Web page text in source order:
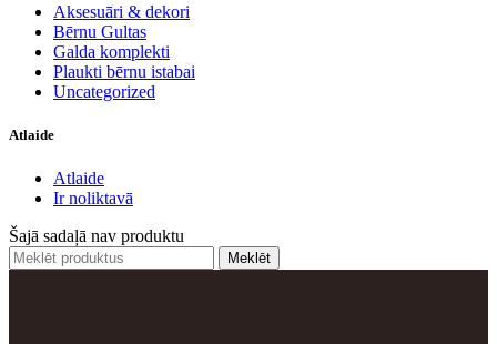
Aksesuāri & dekori
Bērnu Gultas
Galda komplekti
Plaukti bērnu istabai
Uncategorized
Atlaide
Atlaide
Ir noliktavā
Šajā sadaļā nav produktu
Meklēt